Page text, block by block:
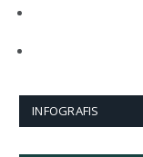
INFOGRAFIS